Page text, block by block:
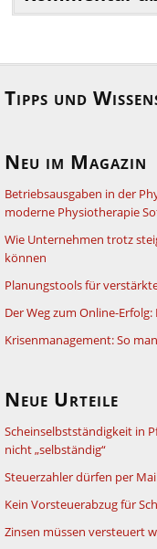
Tipps und
Neu im Magazin
Betriebsausgaben in der
moderne Physiotherapie
Wie Unternehmen trotz
können
Planungstools für
Der Weg zum Online-
Krisenmanagement: So
Neue Urteile
Scheinselbstständigkeit in
nicht „selbständig“
Steuerzahler dürfen per
Kein Vorsteuerabzug für
Zinsen müssen versteuert